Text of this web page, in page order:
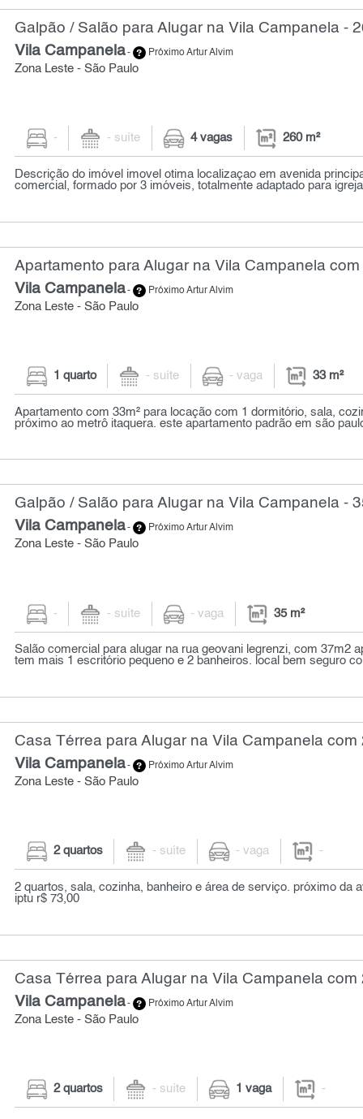
Galpão / Salão para Alugar na Vila Campanela -
Vila Campanela- Próximo Artur Alvim
Zona Leste - São Paulo
- - suíte 4 vagas 260 m²
Descrição do imóvel imovel otima localizaçao em avenida
comercial, formado por 3 imóveis, totalmente adaptado para
Apartamento para Alugar na Vila Campanela com
Vila Campanela- Próximo Artur Alvim
Zona Leste - São Paulo
1 quarto - suíte - vaga 33 m²
Apartamento com 33m² para locação com 1 dormitório, sala,
próximo ao metrô itaquera. este apartamento padrão em são
Galpão / Salão para Alugar na Vila Campanela -
Vila Campanela- Próximo Artur Alvim
Zona Leste - São Paulo
- - suíte - vaga 35 m²
Salão comercial para alugar na rua geovani legrenzi, com 37m2
tem mais 1 escritório pequeno e 2 banheiros. local bem seguro
Casa Térrea para Alugar na Vila Campanela com
Vila Campanela- Próximo Artur Alvim
Zona Leste - São Paulo
2 quartos - suíte - vaga -
2 quartos, sala, cozinha, banheiro e área de serviço. próximo da
iptu r$ 73,00
Casa Térrea para Alugar na Vila Campanela com
Vila Campanela- Próximo Artur Alvim
Zona Leste - São Paulo
2 quartos - suíte 1 vaga -